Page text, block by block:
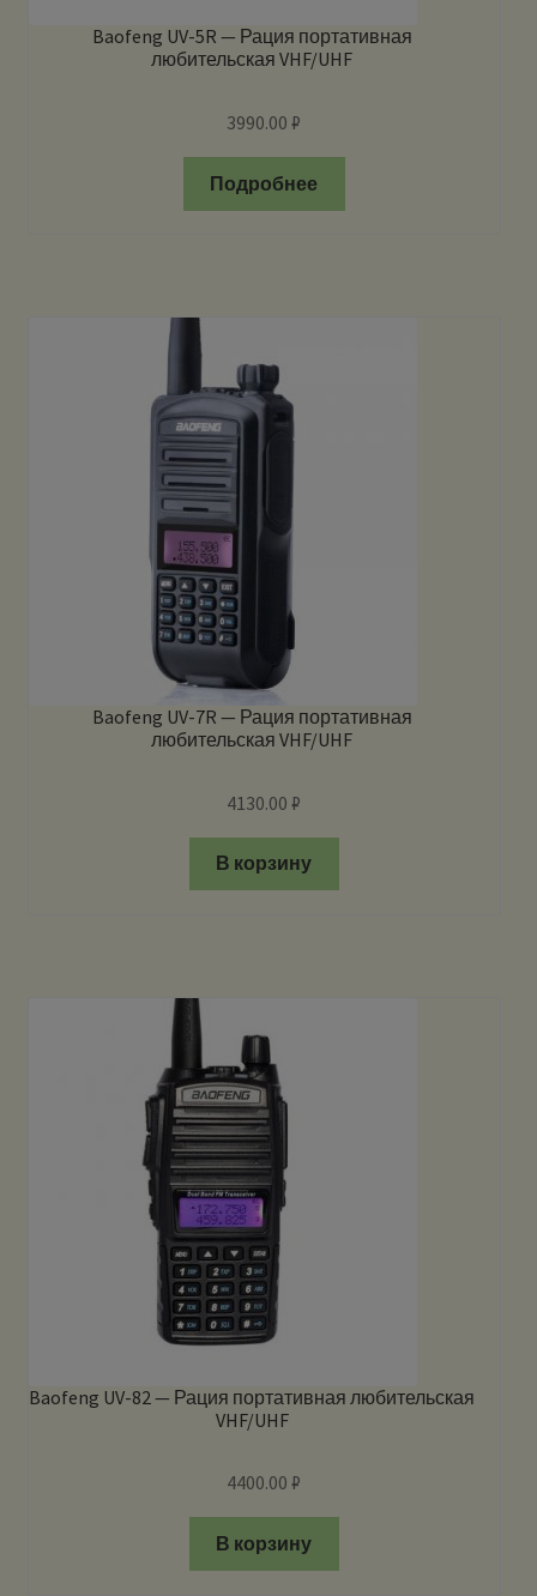
Baofeng UV-5R — Рация портативная
любительская VHF/UHF
3990.00₽
Подробнее
Baofeng UV-7R — Рация портативная
любительская VHF/UHF
4130.00₽
В корзину
Baofeng UV-82 — Рация портативная любительская
VHF/UHF
4400.00₽
В корзину